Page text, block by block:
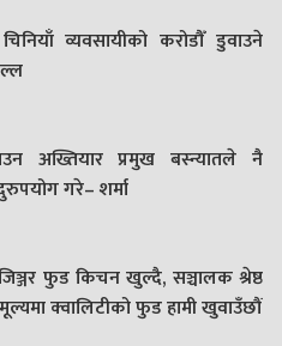
व्यवसायीको करोडौँ डुवाउने
अख्तियार प्रमुख बस्न्यातले नै
गरे– शर्मा
जिञ्जर फुड किचन खुल्दै, सञ्चालक श्रेष्ठ
क्वालिटीको फुड हामी खुवाउँछौं